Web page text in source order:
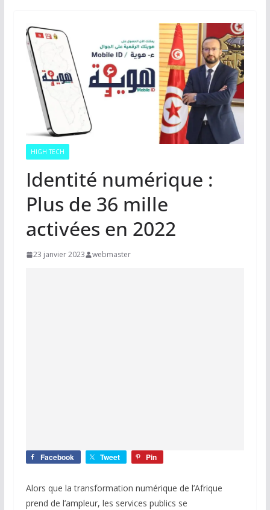
HIGH TECH
Identité numérique :
Plus de 36 mille
activées en 2022
23 janvier 2023 webmaster
Facebook Tweet Pin
Alors que la transformation numérique de l’Afrique
prend de l’ampleur, les services publics se